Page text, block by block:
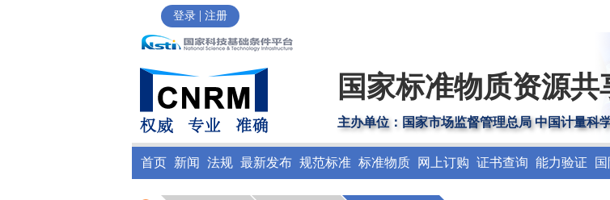
登录 | 注册
国家标准物质资源共
主办单位：国家市场监督管理总局 中国计量科
首页 新闻 法规 最新发布 规范标准 标准物质 网上订购 证书查询 能力验证